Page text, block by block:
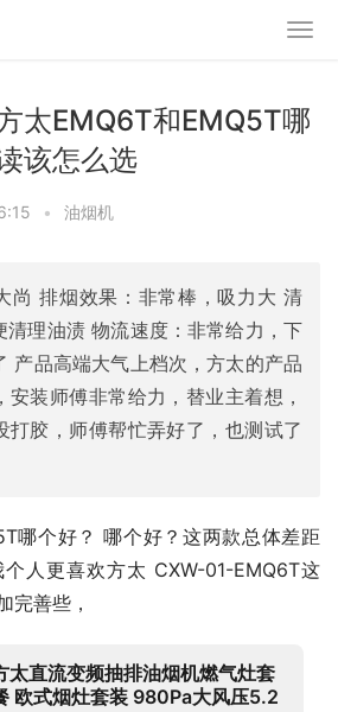
太EMQ6T和EMQ5T哪
该怎么选
• 油烟机
尚 排烟效果：非常棒，吸力大 清
清理油渍 物流速度：非常给力，下
产品高端大气上档次，方太的产品
安装师傅非常给力，替业主着想，
打胶，师傅帮忙弄好了，也测试了
哪个好？ 哪个好？这两款总体差距
人更喜欢方太 CXW-01-EMQ6T这
完善些，
太直流变频抽排油烟机燃气灶套
欧式烟灶套装 980Pa大风压5.2